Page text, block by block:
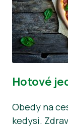
Hotové
Obedy na
kedysi.